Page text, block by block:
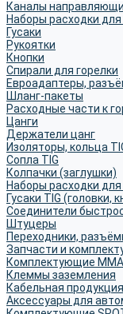
Каналы
Наборы расходки
Гусаки
Рукоятки
Кнопки
Спирали для горелки
Евроадаптеры,
Шланг-пакеты
Расходные части к
Цанги
Держатели цанг
Изоляторы, кольца
Сопла TIG
Колпачки (заглушки)
Наборы расходки для
Гусаки TIG (головки,
Соединители
Штуцеры
Переходники,
Запчасти и
Комплектующие ММА
Клеммы заземления
Кабельная
Аксессуары для